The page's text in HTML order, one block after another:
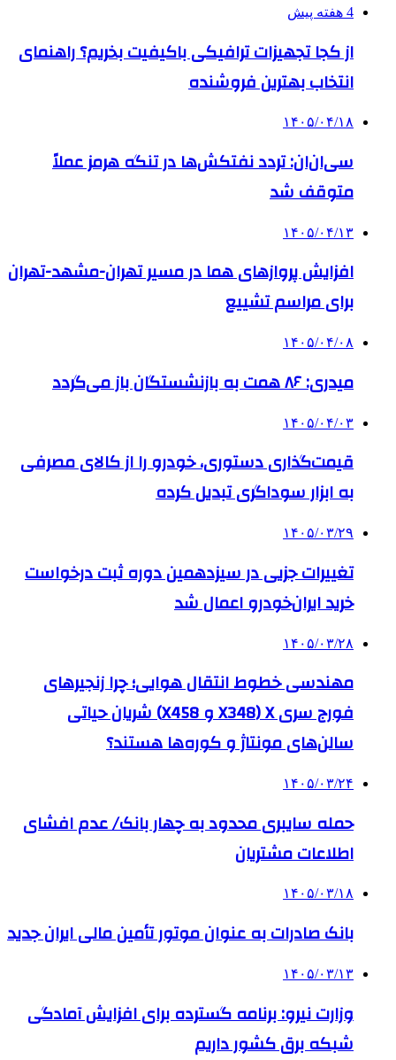
4 هفته پیش
از کجا تجهیزات ترافیکی باکیفیت بخریم؟ راهنمای
انتخاب بهترین فروشنده
۱۴۰۵/۰۴/۱۸
سی‌ان‌ان: تردد نفتکش‌ها در تنگه هرمز عملاً
متوقف شد
۱۴۰۵/۰۴/۱۳
افزایش پروازهای هما در مسیر تهران-مشهد-تهران
برای مراسم تشییع
۱۴۰۵/۰۴/۰۸
میدری: ۸۶ همت به بازنشستگان باز می‌گردد
۱۴۰۵/۰۴/۰۳
قیمت‌گذاری دستوری، خودرو را از کالای مصرفی
به ابزار سوداگری تبدیل کرده
۱۴۰۵/۰۳/۲۹
تغییرات جزیی در سیزدهمین دوره ثبت درخواست
خرید ایران‌خودرو اعمال شد
۱۴۰۵/۰۳/۲۸
مهندسی خطوط انتقال هوایی؛ چرا زنجیرهای
فورج سری X (X348 و X458) شریان حیاتی
سالن‌های مونتاژ و کوره‌ها هستند؟
۱۴۰۵/۰۳/۲۴
حمله سایبری محدود به چهار بانک/ عدم افشای
اطلاعات مشتریان
۱۴۰۵/۰۳/۱۸
بانک صادرات به‌ عنوان موتور تأمین مالی ایران جدید
۱۴۰۵/۰۳/۱۳
وزارت نیرو: برنامه‌ گسترده برای افزایش آمادگی
شبکه برق کشور داریم